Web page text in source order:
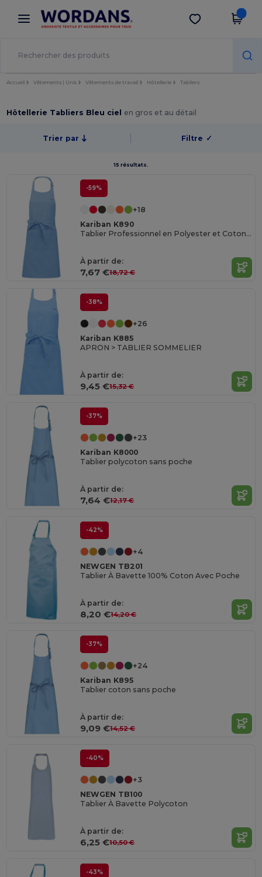
× Appli Wordans
Meilleurs prix sur l’app !
Obtenir l'appli
Accueil Vêtements | Unis Vêtements de travail Hôtellerie Tabliers
Hôtellerie Tabliers Bleu ciel en gros et au détail
Trier par Filtre ✓
15 résultats.
-59%
+18
Kariban K890
Tablier Professionnel en Polyester et Coton avec Poches
À partir de:
7,67 €18,72 €
-38%
+26
Kariban K885
APRON > TABLIER SOMMELIER
À partir de:
9,45 €15,32 €
-37%
+23
Kariban K8000
Tablier polycoton sans poche
À partir de:
7,64 €12,17 €
-42%
+4
NEWGEN TB201
Tablier À Bavette 100% Coton Avec Poche
À partir de:
8,20 €14,20 €
-37%
+24
Kariban K895
Tablier coton sans poche
À partir de:
9,09 €14,52 €
-40%
+3
NEWGEN TB100
Tablier À Bavette Polycoton
À partir de:
6,25 €10,50 €
-43%